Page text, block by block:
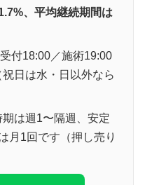
、平均継続期間は
付18:00／施術19:00
日は水・日以外なら
は週1〜隔週、安定
月1回です（押し売り